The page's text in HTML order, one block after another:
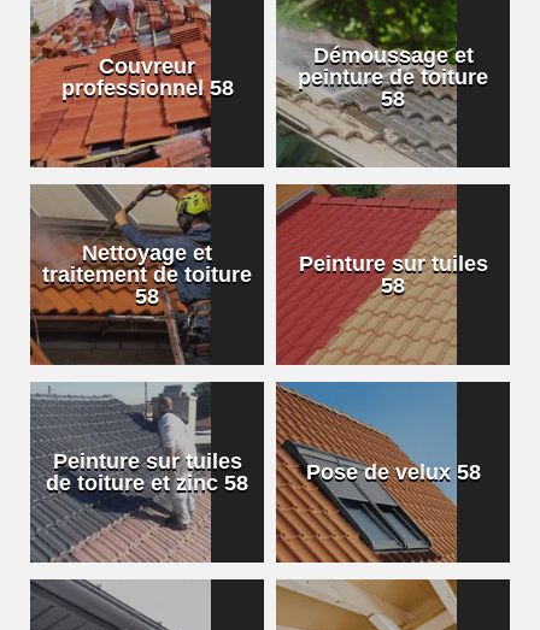
Couvreur
professionnel 58
Démoussage et
peinture de toiture
58
Nettoyage et
traitement de toiture
58
Peinture sur tuiles
58
Peinture sur tuiles
de toiture et zinc 58
Pose de velux 58